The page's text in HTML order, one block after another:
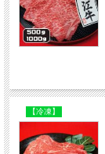
【冷凍】